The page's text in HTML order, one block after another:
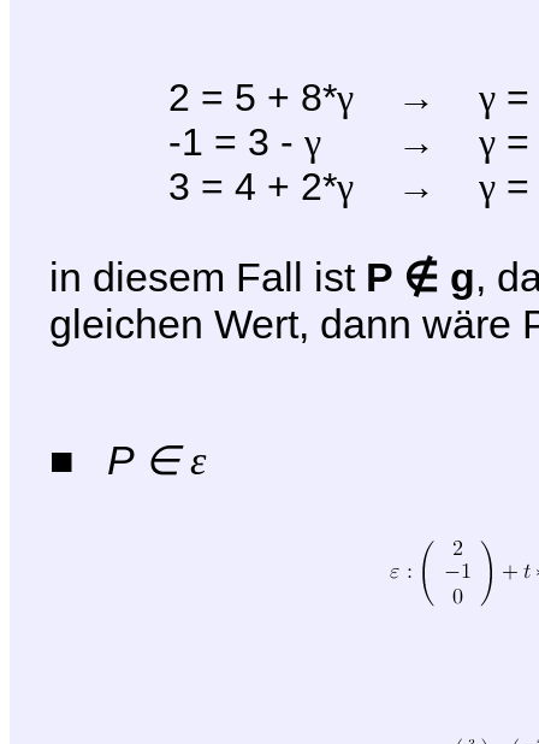
2 = 5 + 8*γ → γ =
-1 = 3 - γ → γ =
3 = 4 + 2*γ → γ =
in diesem Fall ist P ∉ g,
gleichen Wert, dann wäre
■ P ∈ ε